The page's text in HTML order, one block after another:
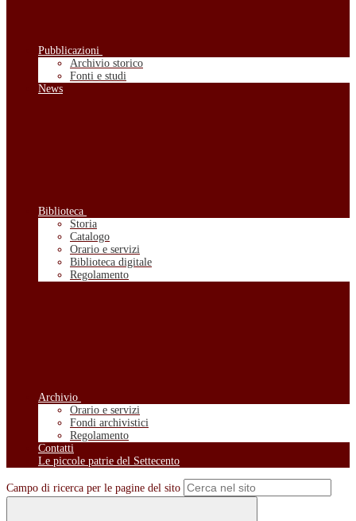
Pubblicazioni
Archivio storico
Fonti e studi
News
Biblioteca
Storia
Catalogo
Orario e servizi
Biblioteca digitale
Regolamento
Archivio
Orario e servizi
Fondi archivistici
Regolamento
Contatti
Le piccole patrie del Settecento
Campo di ricerca per le pagine del sito